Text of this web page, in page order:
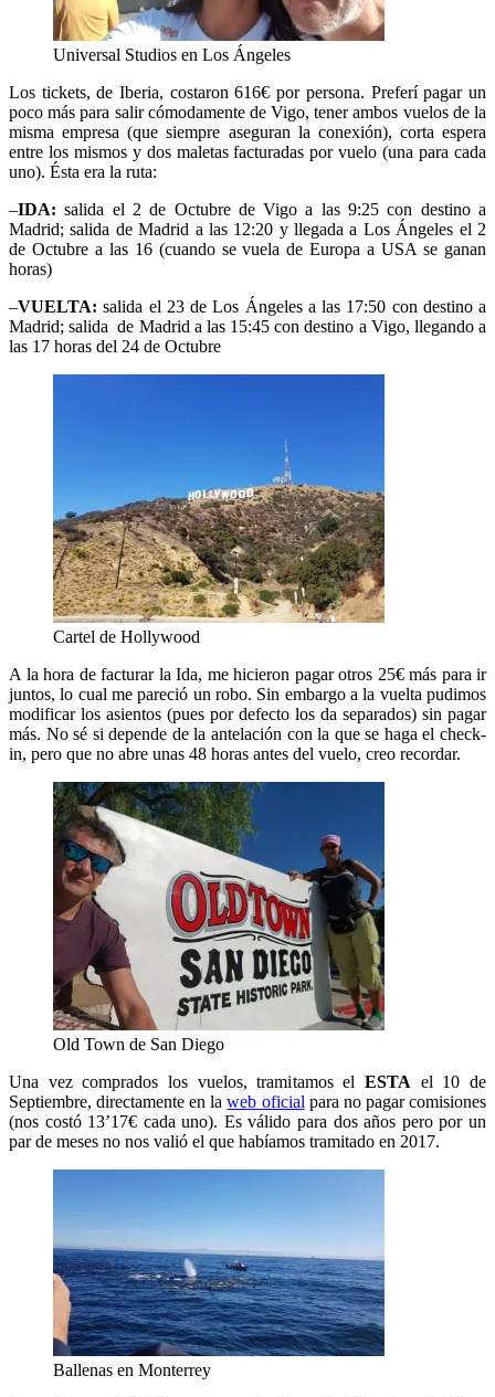
Universal Studios en Los Ángeles
Los tickets, de Iberia, costaron 616€ por persona. Preferí pagar un
poco más para salir cómodamente de Vigo, tener ambos vuelos de la
misma empresa (que siempre aseguran la conexión), corta espera
entre los mismos y dos maletas facturadas por vuelo (una para cada
uno). Ésta era la ruta:
–IDA: salida el 2 de Octubre de Vigo a las 9:25 con destino a
Madrid; salida de Madrid a las 12:20 y llegada a Los Ángeles el 2
de Octubre a las 16 (cuando se vuela de Europa a USA se ganan
horas)
–VUELTA: salida el 23 de Los Ángeles a las 17:50 con destino a
Madrid; salida de Madrid a las 15:45 con destino a Vigo, llegando a
las 17 horas del 24 de Octubre
Cartel de Hollywood
A la hora de facturar la Ida, me hicieron pagar otros 25€ más para ir
juntos, lo cual me pareció un robo. Sin embargo a la vuelta pudimos
modificar los asientos (pues por defecto los da separados) sin pagar
más. No sé si depende de la antelación con la que se haga el check-
in, pero que no abre unas 48 horas antes del vuelo, creo recordar.
Old Town de San Diego
Una vez comprados los vuelos, tramitamos el ESTA el 10 de
Septiembre, directamente en laweb oficial para no pagar comisiones
(nos costó 13’17€ cada uno). Es válido para dos años pero por un
par de meses no nos valió el que habíamos tramitado en 2017.
Ballenas en Monterrey